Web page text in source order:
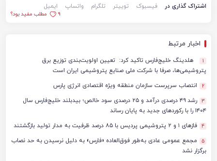
اشتراک گذاری در فیسبوک توییتر تلگرام واتساپ
ایمیل
9
مطلب مفید بود؟
اخبار مرتبط
1
هلدینگ خلیج‌فارس تاکید کرد: تعیین اولویت‌بندی توزیع برق
پتروشیمی‌ها، صرفا با شرکت ملی صنایع پتروشیمی ایران است
2 انتصاب سرپرست سازمان منطقه ویژه اقتصادی انرژی پارس
3
رشد ۴۹ درصدی درآمد و ۲۵ درصدی سود خالص؛ بیدبلند خلیج‌فارس سال
۱۴۰۴ را با رکوردهای جدید به پایان رساند
4 فازهای ۱ و ۲ پتروشیمی پردیس با ۸۵ درصد ظرفیت به مدار تولید بازگشتند
5
مجمع عمومی عادی به‌طور فوق‌العاده «فارس» به دلیل نرسیدن به حد نصاب
برگزار نشد